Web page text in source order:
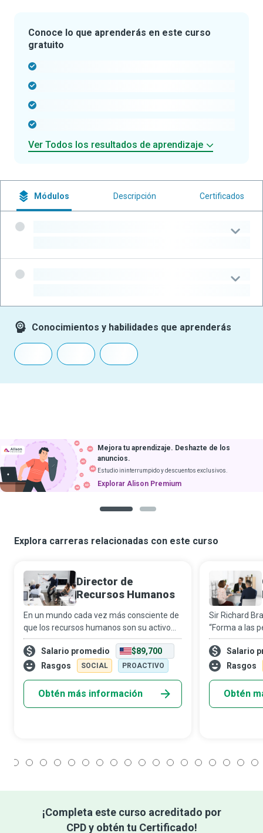
Conoce lo que aprenderás en este curso
gratuito
Ver Todos los resultados de aprendizaje
Módulos Descripción Certificados
Conocimientos y habilidades que aprenderás
Mejora tu aprendizaje. Deshazte de los
anuncios.
Estudio ininterrumpido y descuentos exclusivos.
Explorar Alison Premium
Explora carreras relacionadas con este curso
Director de
Recursos Humanos
En un mundo cada vez más consciente de
que los recursos humanos son su activo
más valioso, el director de recursos
humanos aporta un enfoque
profundamente humano a la manera en
Salario promedio
$89,700
Rasgos
SOCIAL PROACTIVO
Obtén más información
Sir Richard
“Forma a las
bien como
lo
quieran
Salario
Rasgos
Obtén
¡Completa este curso acreditado por
CPD y obtén tu Certificado!